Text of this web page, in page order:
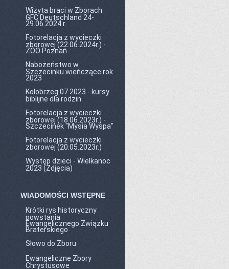
Wizyta braci w Zborach
GFC Deutschland 24-
29.06.2024 r.
Fotorelacja z wycieczki
zborowej (22.06.2024r.) -
ZOO Poznań
Nabożeństwo w
Szczecinku wieńczące rok
2023
Kołobrzeg 07.2023 - kursy
biblijne dla rodzin
Fotorelacja z wycieczki
zborowej (18.06.2023r.) -
Szczecinek "Mysia Wyspa"
Fotorelacja z wycieczki
zborowej (20.05.2023r.)
Występ dzieci - Wielkanoc
2023 (Zdjęcia)
WIADOMOŚCI WSTĘPNE
Krótki rys historyczny
powstania
Ewangelicznego Związku
Braterskiego
Słowo do Zboru
Ewangeliczne Zbory
Chrystusowe